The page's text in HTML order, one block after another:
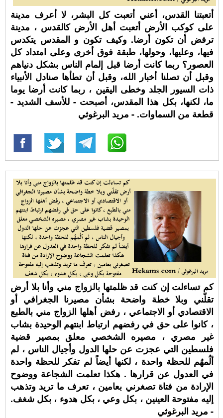
أتعبتنا القدس، أعني أتعبت كل البشر، لا أعرف مدينة
على كوكب الأرض أتعبت أهل الأرض كالقدس ، مدينة
ترفض أن تكون أرضا. وكيف تكون و المقدس يتكدس
فيها، وعليها، وحولها، طبقة فوق أخرى وعلى امتداد كل
العصور؟ ربما كانت أرضا قبل إلمام الناس بشكل دنياهم
وقبل أن تصلنا أخبار الله، وقبل أن تطأها صنادل الأنبياء
ذات السيور الجلد وخطى اليقين ، ربما كانت أرضا يوما
ما، لكنها، بكل هذا المقدس، أصبحت - للأسف الشديد -
قطعة من السماوات. - مريد البرغوثي
كم تساءلت إن كنت قد ظلمتها بالزواج مني وأنا بلا أرض
تقلّني وبلا خطة واضحة بشأن مصيرنا الجغرافي أو
الاقتصادي أو الاجتماعي ، رفض أهلها الزواج مني بالطبع
، كانوا على حق في رفضهم ارتباط ابنتهم الوحيدة بشاب
غير مصري ، مصيره الشخصي معلق بمصير قضية
فلسطين التي عجزت عن حلها الدول وأجيال الناس ، لم
ألُمهُم للحظة واحدة ، لكنها أيضاً لم تفكر للحظة واحدة
في العدول عن قرارها . هكذا تعلمت الشجاعة ووضوح
الإرادة من فتاة تصغرني بعامين ، تعرف ما تريد وتذهب
إليه مفتوحة العينين ، بكل وعي ، بكل هدوء ، بكل شغف.
- مريد البرغوثي